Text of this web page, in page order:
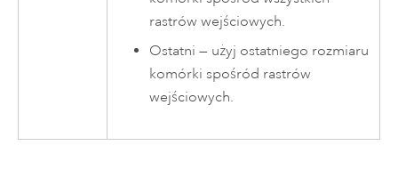
rastrów wejściowych.
Ostatni — użyj ostatniego rozmiaru
komórki spośród rastrów
wejściowych.